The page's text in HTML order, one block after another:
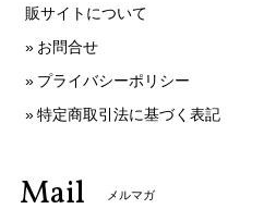
販サイトについて
お問合せ
プライバシーポリシー
特定商取引法に基づく表記
Mail メルマガ